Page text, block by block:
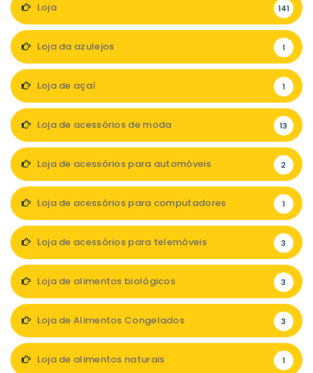
Loja 141
Loja da azulejos 1
Loja de açaí 1
Loja de acessórios de moda 13
Loja de acessórios para automóveis 2
Loja de acessórios para computadores 1
Loja de acessórios para telemóveis 3
Loja de alimentos biológicos 3
Loja de Alimentos Congelados 3
Loja de alimentos naturais 1